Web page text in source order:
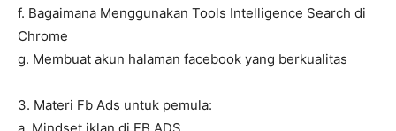
f. Bagaimana Menggunakan Tools Intelligence Search di
Chrome
g. Membuat akun halaman facebook yang berkualitas
3. Materi Fb Ads untuk pemula: